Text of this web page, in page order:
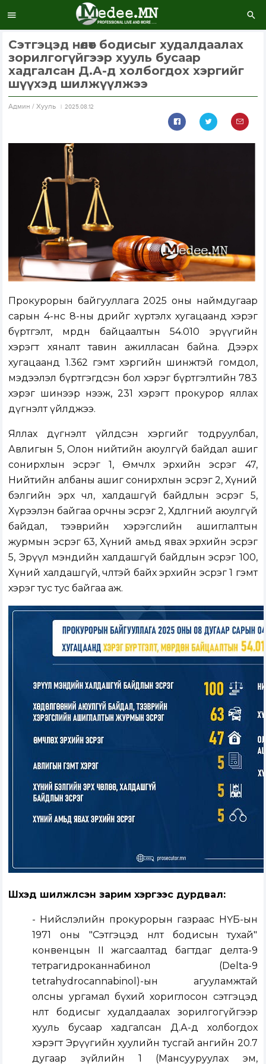
Сэтгэцэд нөлөөт бодисыг худалдаалах
зорилгогүйгээр хууль бусаар
хадгалсан Д.А-д холбогдох хэргийг
шүүхэд шилжүүлжээ
Aдмин / Хууль 2025.08.12
Прокурорын байгууллага 2025 оны наймдугаар
сарын 4-нөөс 8-ны өдрийг хүртэлх хугацаанд хэрэг
бүртгэлт, мөрдөн байцаалтын 54.010 эрүүгийн
хэрэгт хяналт тавин ажилласан байна. Дээрх
хугацаанд 1.362 гэмт хэргийн шинжтэй гомдол,
мэдээлэл бүртгэгдсэн бол хэрэг бүртгэлтийн 783
хэрэг шинээр нээж, 231 хэрэгт прокурор яллах
дүгнэлт үйлджээ.
Яллах дүгнэлт үйлдсэн хэргийг тодруулбал,
Авлигын 5, Олон нийтийн аюулгүй байдал ашиг
сонирхлын эсрэг 1, Өмчлөх эрхийн эсрэг 47,
Нийтийн албаны ашиг сонирхлын эсрэг 2, Хүний
бэлгийн эрх чөлөө, халдашгүй байдлын эсрэг 5,
Хүрээлэн байгаа орчны эсрэг 2, Хөдөлгөөний аюулгүй
байдал, тээврийн хэрэгслийн ашиглалтын
журмын эсрэг 63, Хүний амьд явах эрхийн эсрэг
5, Эрүүл мэндийн халдашгүй байдлын эсрэг 100,
Хүний халдашгүй, чөлөөтэй байх эрхийн эсрэг 1 гэмт
хэрэг тус тус байгаа аж.
Шүүхэд шилжүүлсэн зарим хэргээс дурдвал:
- Нийслэлийн прокурорын газраас НҮБ-ын
1971 оны "Сэтгэцэд нөлөөт бодисын тухай"
конвенцын II жагсаалтад багтдаг делта-9
тетрагидроканнабинол (Delta-9
tetrahydrocannabinol)-ын агууламжтай
олсны ургамал бүхий хориглосон сэтгэцэд
нөлөөт бодисыг худалдаалах зорилгогүйгээр
хууль бусаар хадгалсан Д.А-д холбогдох
хэрэгт Эрүүгийн хуулийн тусгай ангийн 20.7
дугаар зүйлийн 1 (Мансууруулах эм,